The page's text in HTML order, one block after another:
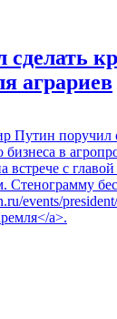
аграриев
Путин поручил
бизнеса в
встрече с
events/
a>.